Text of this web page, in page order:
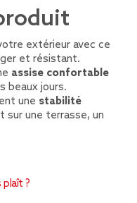
extérieur avec ce
et résistant.
assise confortable
beaux jours.
une stabilité
une terrasse, un
plaît ?